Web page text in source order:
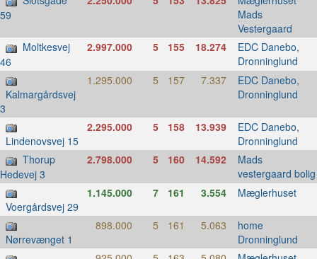
59
Mads
Vestergaard
Moltkesvej
46
2.997.000 5 155 18.274 EDC Danebo,
Dronninglund
Kalmargårdsvej
3
1.295.000 5 157 7.337 EDC Danebo,
Dronninglund
Lindenovsvej 15
2.295.000 5 158 13.939 EDC Danebo,
Dronninglund
Thorup
Hedevej 3
2.798.000 5 160 14.592 Mads
vestergaard bolig
Voergårdsvej 29
1.145.000 7 161 3.554 Mæglerhuset
Nørrevænget 1
898.000 5 161 5.063 home
Dronninglund